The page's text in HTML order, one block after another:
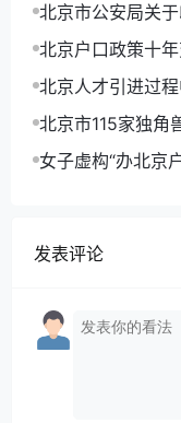
北京市公安局关
定(试行)的通知
北京户口政策十
趋势分析
北京人才引进过
操作？
北京市115家独角
女子虚构“办北京
发表评论